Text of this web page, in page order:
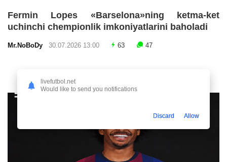
Fermin Lopes «Barselona»ning ketma-ket
uchinchi chempionlik imkoniyatlarini baholadi
Mr.NoBoDy 30.07.2026 13:00 63 47
livefutbol.net
Would like to send you notifications
Discard Allow